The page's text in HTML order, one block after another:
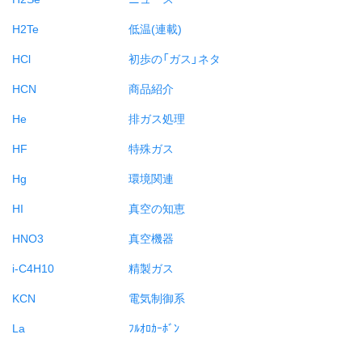
H2Te
HCl
HCN
He
HF
Hg
HI
HNO3
i-C4H10
KCN
La
低温(連載)
初歩の「ガス」ネタ
商品紹介
排ガス処理
特殊ガス
環境関連
真空の知恵
真空機器
精製ガス
電気制御系
ﾌﾙｵﾛｶｰﾎﾞﾝ